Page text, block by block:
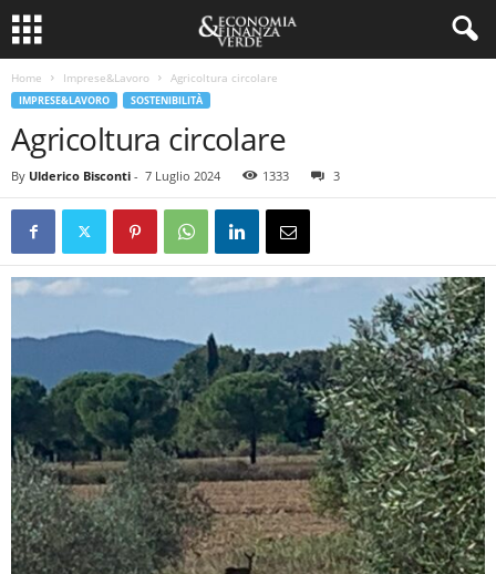
Home Imprese&Lavoro Agricoltura circolare
IMPRESE&LAVORO SOSTENIBILITÀ
Agricoltura circolare
By Ulderico Bisconti - 7 Luglio 2024 1333 3